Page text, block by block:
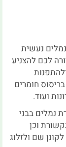
נעשית
לכם להצניע
חומרים
ועוד.
נמלים בבני
וכן
שם ולזלוג